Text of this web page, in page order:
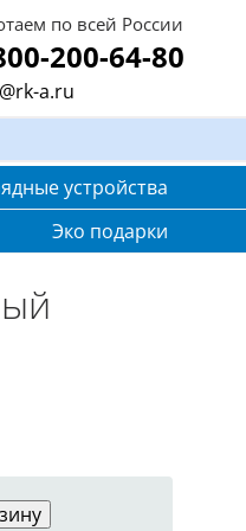
по всей России
200-64-80
a.ru
устройства
Эко подарки